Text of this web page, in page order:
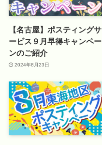
【名古屋】ポスティングサ
ービス９月早得キャンペー
ンのご紹介
2024年8月23日